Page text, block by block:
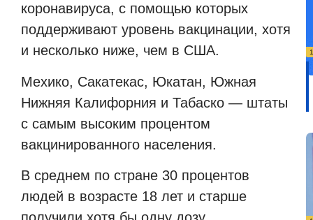
коронавируса, с помощью которых
поддерживают уровень вакцинации, хотя
и несколько ниже, чем в США.
Мехико, Сакатекас, Юкатан, Южная
Нижняя Калифорния и Табаско — штаты
с самым высоким процентом
вакцинированного населения.
В среднем по стране 30 процентов
людей в возрасте 18 лет и старше